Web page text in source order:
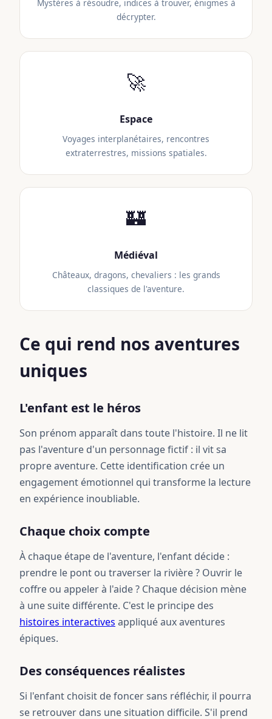
Mystères à résoudre, indices à trouver, énigmes à
décrypter.
🚀
Espace
Voyages interplanétaires, rencontres
extraterrestres, missions spatiales.
🏰
Médiéval
Châteaux, dragons, chevaliers : les grands
classiques de l'aventure.
Ce qui rend nos aventures
uniques
L'enfant est le héros
Son prénom apparaît dans toute l'histoire. Il ne lit
pas l'aventure d'un personnage fictif : il vit sa
propre aventure. Cette identification crée un
engagement émotionnel qui transforme la lecture
en expérience inoubliable.
Chaque choix compte
À chaque étape de l'aventure, l'enfant décide :
prendre le pont ou traverser la rivière ? Ouvrir le
coffre ou appeler à l'aide ? Chaque décision mène
à une suite différente. C'est le principe des
histoires interactives appliqué aux aventures
épiques.
Des conséquences réalistes
Si l'enfant choisit de foncer sans réfléchir, il pourra
se retrouver dans une situation difficile. S'il prend